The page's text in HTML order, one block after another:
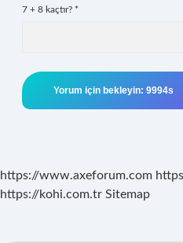
7 + 8 kaçtır? *
https://www.axeforum.com
https://kohi.com.tr Sitemap